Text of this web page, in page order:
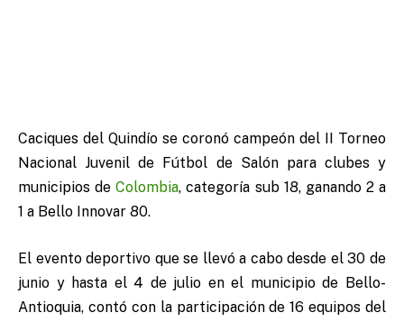
Caciques del Quindío se coronó campeón del II Torneo
Nacional Juvenil de Fútbol de Salón para clubes y
municipios deColombia, categoría sub 18, ganando 2 a
1 a Bello Innovar 80.
El evento deportivo que se llevó a cabo desde el 30 de
junio y hasta el 4 de julio en el municipio de Bello-
Antioquia, contó con la participación de 16 equipos del